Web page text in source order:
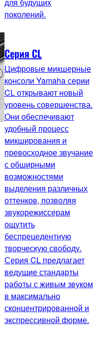
для будущих
поколений.
Серия CL
Цифровые микшерные
консоли Yamaha серии
CL открывают новый
уровень совершенства.
Они обеспечивают
удобный процесс
микширования и
превосходное звучание
с обширными
возможностями
выделения различных
оттенков, позволяя
звукорежиссерам
ощутить
беспрецедентную
творческую свободу.
Серия CL предлагает
ведущие стандарты
работы с живым звуком
в максимально
сконцентрированной и
экспрессивной форме.